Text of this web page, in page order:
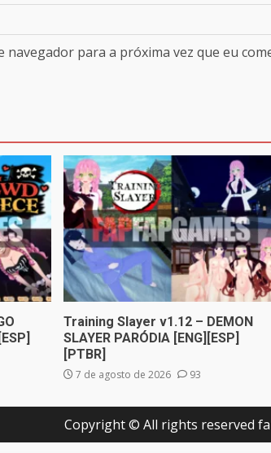
navegador para a próxima vez que eu
Training Slayer v1.12 – DEMON
SLAYER PARÓDIA [ENG][ESP]
[PTBR]
7 de agosto de 2026 93
Copyright © All rights reserved